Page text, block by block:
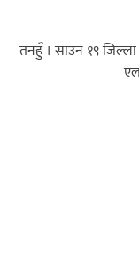
तनहुँ । साउन १९